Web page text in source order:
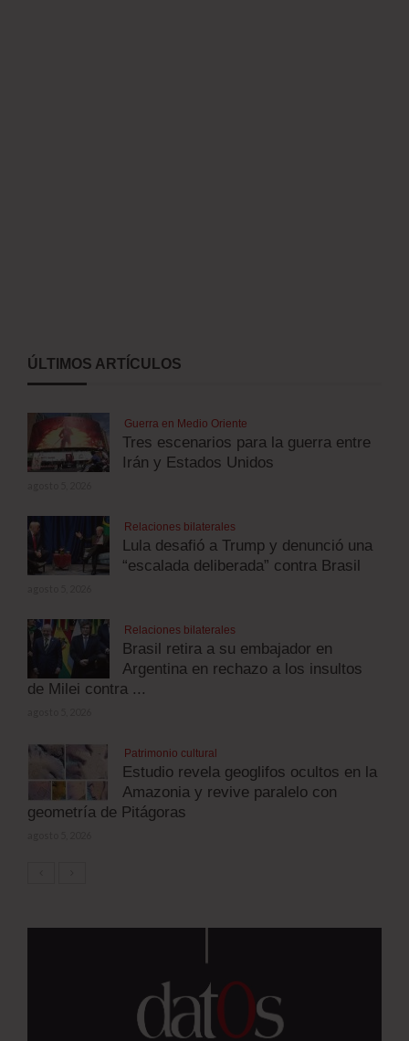
ÚLTIMOS ARTÍCULOS
Guerra en Medio Oriente
Tres escenarios para la guerra entre
Irán y Estados Unidos
Relaciones bilaterales
Lula desafió a Trump y denunció una
“escalada deliberada” contra Brasil
Relaciones bilaterales
Brasil retira a su embajador en
Argentina en rechazo a los insultos
de Milei contra ...
Patrimonio cultural
Estudio revela geoglifos ocultos en la
Amazonia y revive paralelo con
geometría de Pitágoras